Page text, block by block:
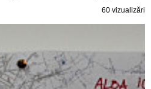
60 vizualizări